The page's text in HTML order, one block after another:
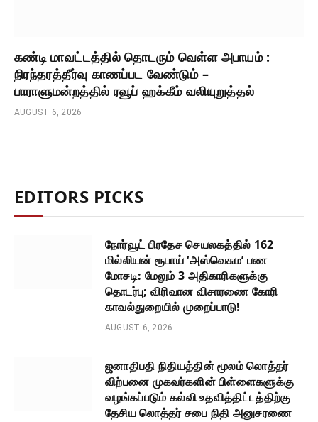
கண்டி மாவட்டத்தில் தொடரும் வெள்ள அபாயம் :
நிரந்தரத்தீர்வு காணப்பட வேண்டும் –
பாராளுமன்றத்தில் ரவூப் ஹக்கீம் வலியுறுத்தல்
AUGUST 6, 2026
EDITORS PICKS
நோர்வூட் பிரதேச செயலகத்தில் 162
மில்லியன் ரூபாய் ‘அஸ்வெசும’ பண
மோசடி: மேலும் 3 அதிகாரிகளுக்கு
தொடர்பு; விரிவான விசாரணை கோரி
காவல்துறையில் முறைப்பாடு!
AUGUST 6, 2026
ஜனாதிபதி நிதியத்தின் மூலம் லொத்தர்
விற்பனை முகவர்களின் பிள்ளைகளுக்கு
வழங்கப்படும் கல்வி உதவித்திட்டத்திற்கு
தேசிய லொத்தர் சபை நிதி அனுசரணை